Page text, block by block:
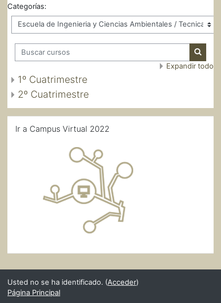
Categorías:
Buscar cursos
Expandir todo
1º Cuatrimestre
2º Cuatrimestre
Ir a Campus Virtual 2022
Usted no se ha identificado. (Acceder)
Página Principal